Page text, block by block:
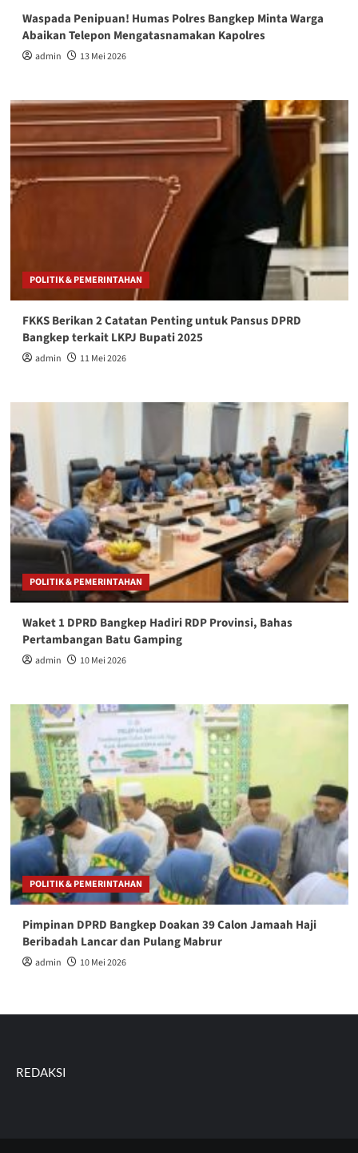
Waspada Penipuan! Humas Polres Bangkep Minta Warga
Abaikan Telepon Mengatasnamakan Kapolres
admin 13 Mei 2026
POLITIK & PEMERINTAHAN
FKKS Berikan 2 Catatan Penting untuk Pansus DPRD
Bangkep terkait LKPJ Bupati 2025
admin 11 Mei 2026
POLITIK & PEMERINTAHAN
Waket 1 DPRD Bangkep Hadiri RDP Provinsi, Bahas
Pertambangan Batu Gamping
admin 10 Mei 2026
POLITIK & PEMERINTAHAN
Pimpinan DPRD Bangkep Doakan 39 Calon Jamaah Haji
Beribadah Lancar dan Pulang Mabrur
admin 10 Mei 2026
REDAKSI